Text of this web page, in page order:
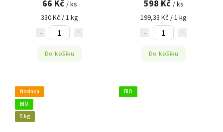
66 Kč / ks
330 Kč / 1 kg
Do košíku
598 Kč / ks
199,33 Kč / 1 kg
Do košíku
Novinka
BIO
5 kg
BIO